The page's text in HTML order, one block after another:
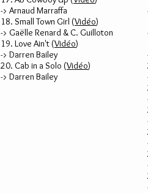
-> Arnaud Marraffa
18. Small Town Girl (Vidéo)
-> Gaëlle Renard & C. Guilloton
19. Love Ain't (Vidéo)
-> Darren Bailey
20. Cab in a Solo (Vidéo)
-> Darren Bailey